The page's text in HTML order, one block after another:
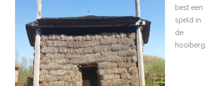
best een
speld in
de
hooiberg.